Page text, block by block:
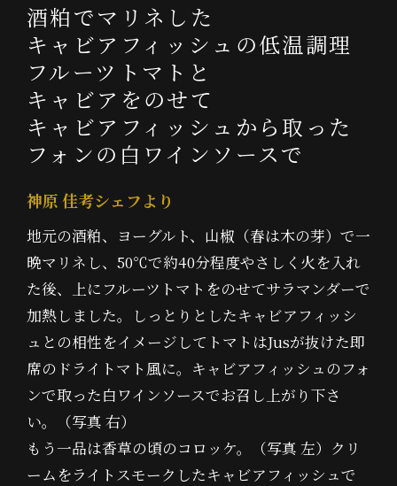
酒粕でマリネした
キャビアフィッシュの低温調理
フルーツトマトと
キャビアをのせて
キャビアフィッシュから 取った
フォンの 白ワインソースで
神原 佳考シェフより
地元の酒粕、ヨーグルト、山椒（春は木の芽）で一
晩マリネし、50℃で約40分程度やさしく火を入れ
た後、上にフルーツトマトをのせてサラマンダーで
加熱しました。しっとりとしたキャビアフィッシ
ュとの相性をイメージしてトマトはJusが抜けた即
席のドライトマト風に。キャビアフィッシュのフォ
ンで取った白ワインソースでお召し上がり下さ
い。（写真 右）
もう一品は香草の頃のコロッケ。（写真 左）クリ
ームをライトスモークしたキャビアフィッシュで